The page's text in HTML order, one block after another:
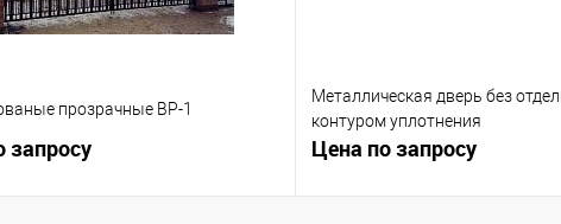
прозрачные ВР-1
запросу
Металлическая дверь без
контуром уплотнения
Цена по запросу